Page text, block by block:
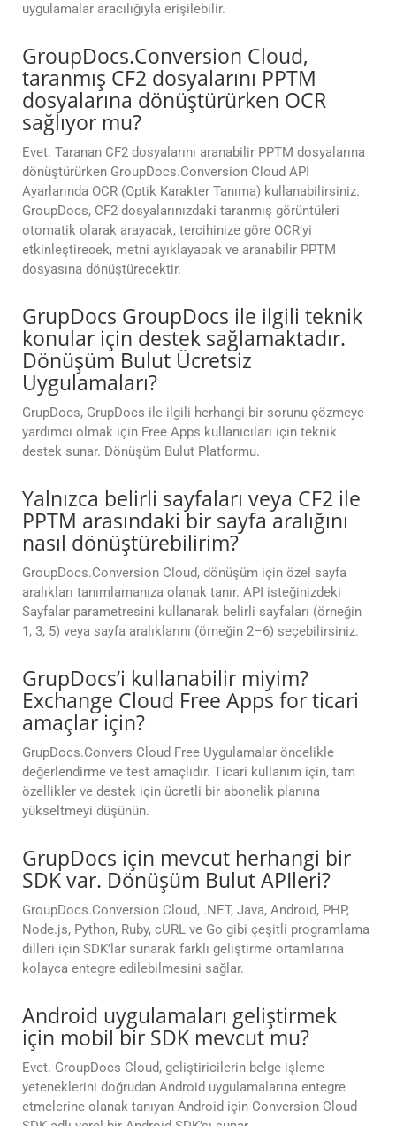
uygulamalar aracılığıyla erişilebilir.
GroupDocs.Conversion Cloud,
taranmış CF2 dosyalarını PPTM
dosyalarına dönüştürürken OCR
sağlıyor mu?
Evet. Taranan CF2 dosyalarını aranabilir PPTM dosyalarına
dönüştürürken GroupDocs.Conversion Cloud API
Ayarlarında OCR (Optik Karakter Tanıma) kullanabilirsiniz.
GroupDocs, CF2 dosyalarınızdaki taranmış görüntüleri
otomatik olarak arayacak, tercihinize göre OCR’yi
etkinleştirecek, metni ayıklayacak ve aranabilir PPTM
dosyasına dönüştürecektir.
GrupDocs GroupDocs ile ilgili teknik
konular için destek sağlamaktadır.
Dönüşüm Bulut Ücretsiz
Uygulamaları?
GrupDocs, GrupDocs ile ilgili herhangi bir sorunu çözmeye
yardımcı olmak için Free Apps kullanıcıları için teknik
destek sunar. Dönüşüm Bulut Platformu.
Yalnızca belirli sayfaları veya CF2 ile
PPTM arasındaki bir sayfa aralığını
nasıl dönüştürebilirim?
GroupDocs.Conversion Cloud, dönüşüm için özel sayfa
aralıkları tanımlamanıza olanak tanır. API isteğinizdeki
Sayfalar parametresini kullanarak belirli sayfaları (örneğin
1, 3, 5) veya sayfa aralıklarını (örneğin 2–6) seçebilirsiniz.
GrupDocs’i kullanabilir miyim?
Exchange Cloud Free Apps for ticari
amaçlar için?
GrupDocs.Convers Cloud Free Uygulamalar öncelikle
değerlendirme ve test amaçlıdır. Ticari kullanım için, tam
özellikler ve destek için ücretli bir abonelik planına
yükseltmeyi düşünün.
GrupDocs için mevcut herhangi bir
SDK var. Dönüşüm Bulut APIleri?
GroupDocs.Conversion Cloud, .NET, Java, Android, PHP,
Node.js, Python, Ruby, cURL ve Go gibi çeşitli programlama
dilleri için SDK’lar sunarak farklı geliştirme ortamlarına
kolayca entegre edilebilmesini sağlar.
Android uygulamaları geliştirmek
için mobil bir SDK mevcut mu?
Evet. GroupDocs Cloud, geliştiricilerin belge işleme
yeteneklerini doğrudan Android uygulamalarına entegre
etmelerine olanak tanıyan Android için Conversion Cloud